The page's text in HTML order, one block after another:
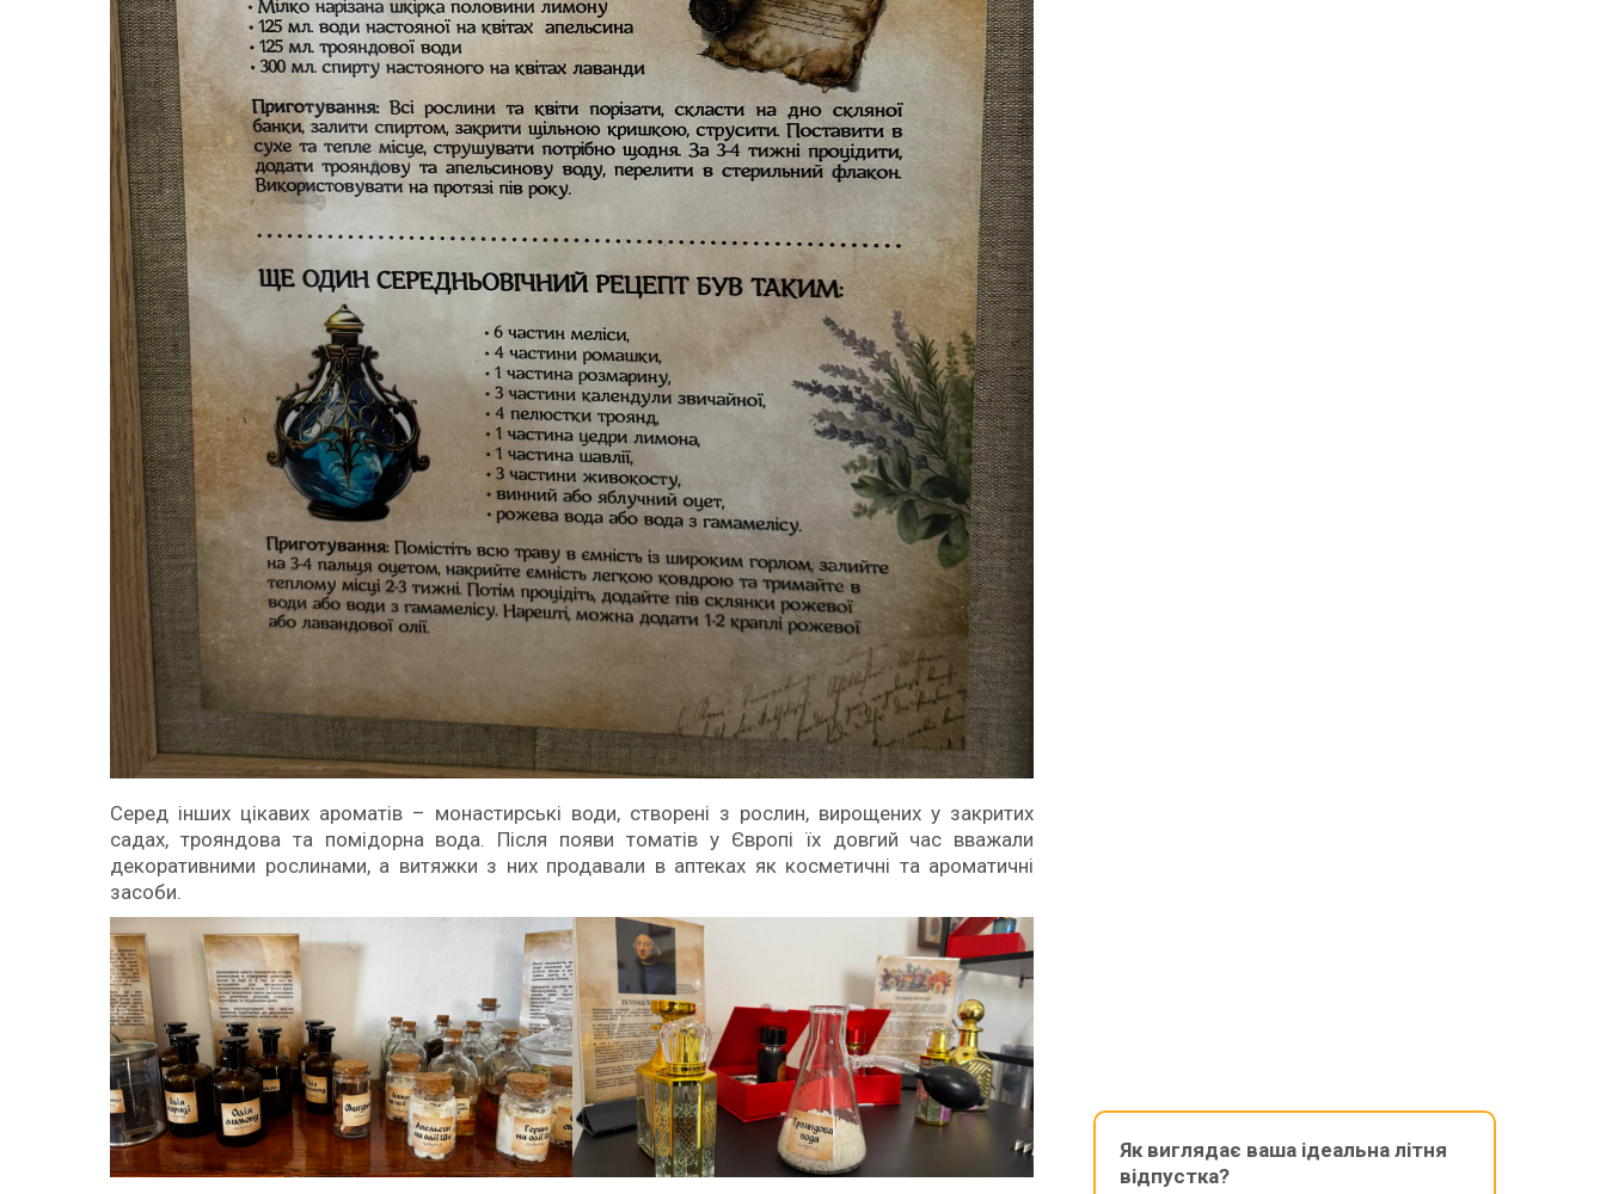
Серед інших цікавих ароматів – монастирські води, створені з рослин, вирощених у закритих
садах, трояндова та помідорна вода. Після появи томатів у Європі їх довгий час вважали
декоративними рослинами, а витяжки з них продавали в аптеках як косметичні та ароматичні
засоби.
Як виглядає ваша ідеальна літня
відпустка?